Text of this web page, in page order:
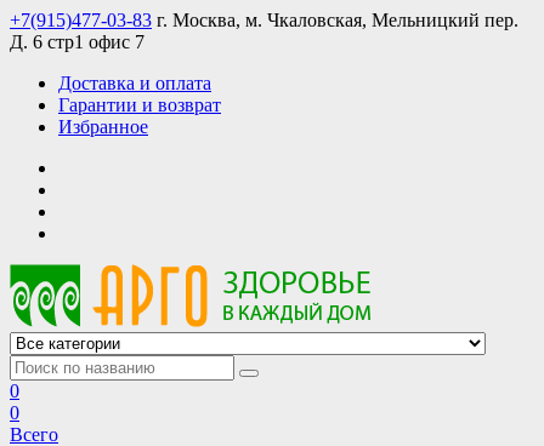
Skip
to
+7(915)477-03-83 г. Москва, м. Чкаловская, Мельницкий пер.
Д. 6 стр1 офис 7
Доставка и оплата
Гарантии и возврат
Избранное
АРГО интернет магазин, доставка в Москве и по всей России
АРГО каталог каталог продукции, официальные цены
0
0
Всего